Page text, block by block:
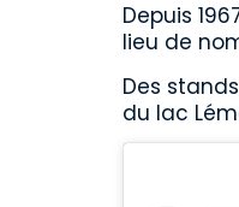
Depuis
lieu de
Des
du lac